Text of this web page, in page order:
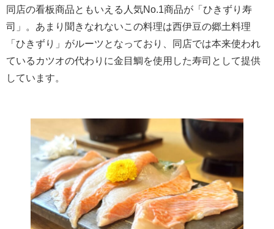
同店の看板商品ともいえる人気No.1商品が「ひきずり寿
司」。あまり聞きなれないこの料理は西伊豆の郷土料理
「ひきずり」がルーツとなっており、同店では本来使われ
ているカツオの代わりに金目鯛を使用した寿司として提供
しています。